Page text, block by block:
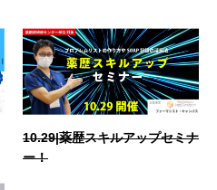
10.29|薬歴スキルアップセミナ
ー！